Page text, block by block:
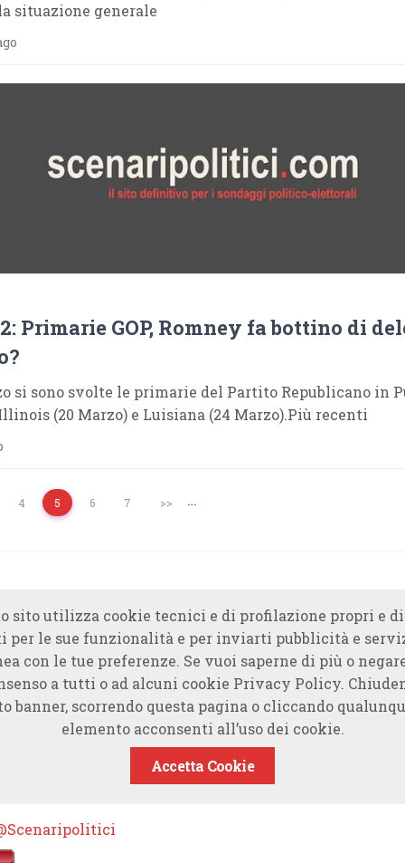
situazione generale
Primarie GOP, Romney fa bottino di
si sono svolte le primarie del Partito Republicano in
(20 Marzo) e Luisiana (24 Marzo).Più recenti
…
4 5 6 7 >>
sito utilizza cookie tecnici e di profilazione propri e
per le sue funzionalità e per inviarti pubblicità e
con le tue preferenze. Se vuoi saperne di più o
a tutti o ad alcuni cookie Privacy Policy.
banner, scorrendo questa pagina o cliccando
elemento acconsenti all’uso dei cookie.
Accetta Cookie